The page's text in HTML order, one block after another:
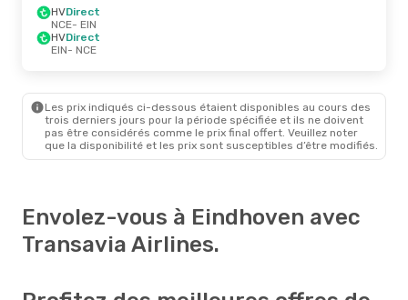
HVDirect
NCE- EIN
HVDirect
EIN- NCE
Les prix indiqués ci-dessous étaient disponibles au cours des
trois derniers jours pour la période spécifiée et ils ne doivent
pas être considérés comme le prix final offert. Veuillez noter
que la disponibilité et les prix sont susceptibles d’être modifiés.
Envolez-vous à Eindhoven avec
Transavia Airlines.